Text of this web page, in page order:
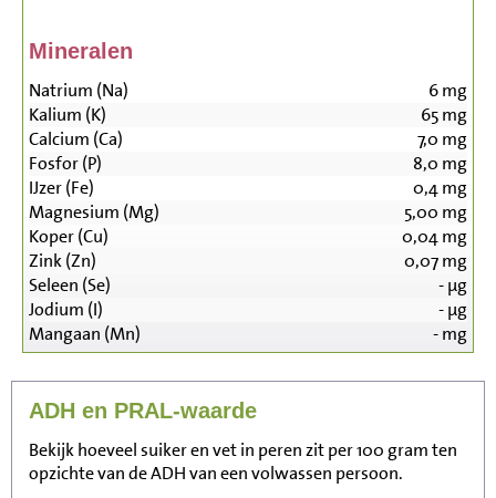
Mineralen
Natrium (Na) 6mg
Kalium (K)
65mg
Calcium (Ca)
7,0 mg
Fosfor (P)
8,0 mg
IJzer (Fe)
0,4mg
Magnesium (Mg)
5,00 mg
Koper (Cu)
0,04mg
Zink (Zn)
0,07mg
Seleen (Se)
-µg
Jodium (I)
-µg
Mangaan (Mn)
-mg
ADH en PRAL-waarde
Bekijk hoeveel suiker en vet in peren zit per 100 gram ten
opzichte van de ADH van een volwassen persoon.